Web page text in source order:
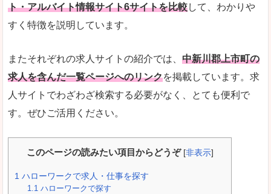
ト・アルバイト情報サイト6サイトを比較して、わかりや
すく特徴を説明しています。
またそれぞれの求人サイトの紹介では、 中新川郡上市町の
求人を含んだ一覧ページへのリンクを掲載しています。求
人サイトでわざわざ検索する必要がなく、とても便利で
す。ぜひご活用ください。
このページの読みたい項目からどうぞ [非表示]
1 ハローワークで求人・仕事を探す
1.1 ハローワークで探す